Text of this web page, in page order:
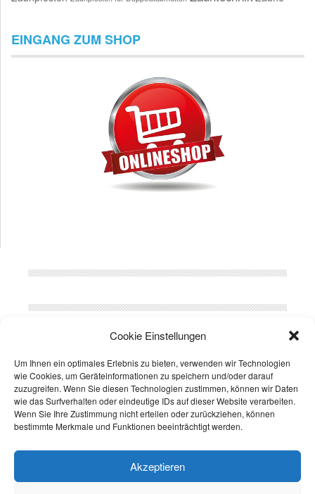
Cookie Einstellungen
Um Ihnen ein optimales Erlebnis zu bieten, verwenden wir Technologien
wie Cookies, um Geräteinformationen zu speichern und/oder darauf
zuzugreifen. Wenn Sie diesen Technologien zustimmen, können wir Daten
wie das Surfverhalten oder eindeutige IDs auf dieser Website verarbeiten.
Wenn Sie Ihre Zustimmung nicht erteilen oder zurückziehen, können
bestimmte Merkmale und Funktionen beeinträchtigt werden.
Akzeptieren
EINGANG ZUM SHOP
Fatal error: Uncaught wfWAFStorageFileException: Unable to verify
temporary file contents for atomic writing. in /var/www/web131-
210/html/doppelstabmattenzaun-versand.de/wp-
content/plugins/wordfence/vendor/wordfence/wf-
210/html/doppelstabmattenzaun-versand.de/wp-
content/plugins/wordfence/vendor/wordfence/wf-
waf/src/lib/storage/file.php(658):